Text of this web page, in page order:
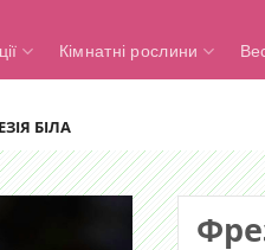
Кімнатні рослини
БІЛА